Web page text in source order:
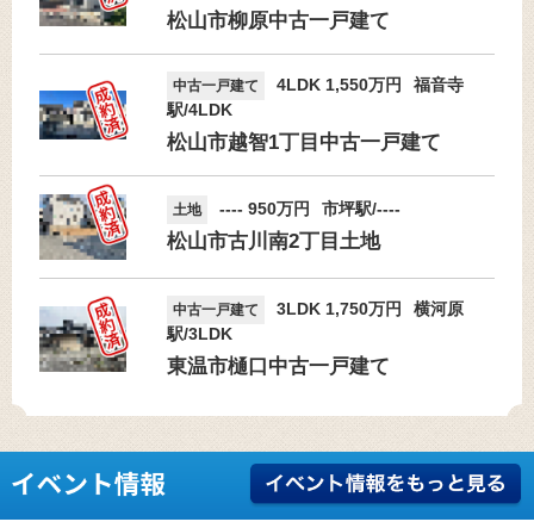
松山市柳原中古一戸建て
中古一戸建て 4LDK 1,550万円
福音寺
駅/4LDK
松山市越智1丁目中古一戸建て
土地 ---- 950万円 市坪駅/----
松山市古川南2丁目土地
中古一戸建て 3LDK 1,750万円
横河原
駅/3LDK
東温市樋口中古一戸建て